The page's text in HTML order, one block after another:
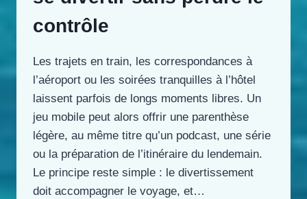
contrôle
Les trajets en train, les correspondances à
l’aéroport ou les soirées tranquilles à l’hôtel
laissent parfois de longs moments libres. Un
jeu mobile peut alors offrir une parenthèse
légère, au même titre qu’un podcast, une série
ou la préparation de l’itinéraire du lendemain.
Le principe reste simple : le divertissement
doit accompagner le voyage, et…